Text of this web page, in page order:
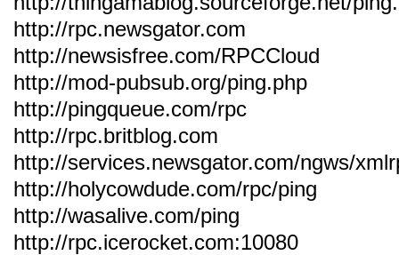
http://rpc.newsgator.com
http://newsisfree.com/RPCCloud
http://mod-pubsub.org/ping.php
http://pingqueue.com/rpc
http://rpc.britblog.com
http://services.newsgator.com/ngws/
http://holycowdude.com/rpc/ping
http://wasalive.com/ping
http://rpc.icerocket.com:10080